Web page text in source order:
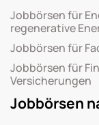
Jobbörsen für
regenerative
Jobbörsen für
Jobbörsen für
Versicherungen
Jobbörsen